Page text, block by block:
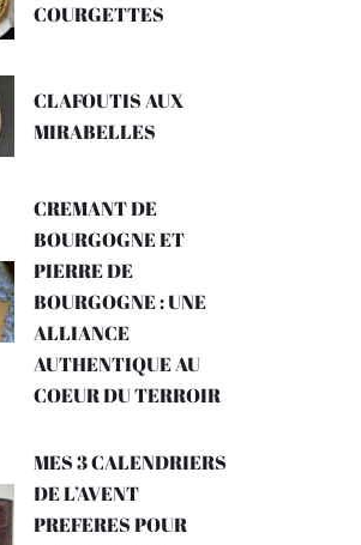
COURGETTES
CLAFOUTIS AUX
MIRABELLES
CREMANT DE
BOURGOGNE ET
PIERRE DE
BOURGOGNE : UNE
ALLIANCE
AUTHENTIQUE AU
COEUR DU TERROIR
MES 3 CALENDRIERS
DE L’AVENT
PREFERES POUR